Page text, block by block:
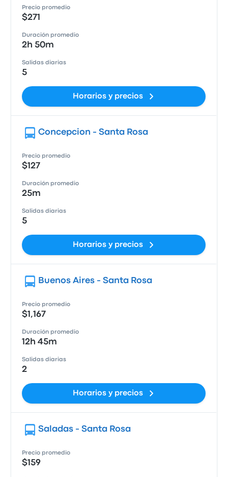
Precio promedio
$271
Duración promedio
2h 50m
Salidas diarias
5
Horarios y precios
Concepcion - Santa Rosa
Precio promedio
$127
Duración promedio
25m
Salidas diarias
5
Horarios y precios
Buenos Aires - Santa Rosa
Precio promedio
$1,167
Duración promedio
12h 45m
Salidas diarias
2
Horarios y precios
Saladas - Santa Rosa
Precio promedio
$159